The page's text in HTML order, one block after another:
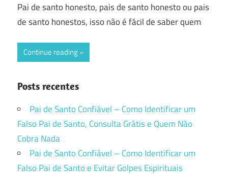
Pai de santo honesto, pais de santo honesto ou pais
de santo honestos, isso não é fácil de saber quem
Continue reading
Posts recentes
Pai de Santo Confiável – Como Identificar um
Falso Pai de Santo, Consulta Grátis e Quem Não
Cobra Nada
Pai de Santo Confiável – Como Identificar um
Falso Pai de Santo e Evitar Golpes Espirituais